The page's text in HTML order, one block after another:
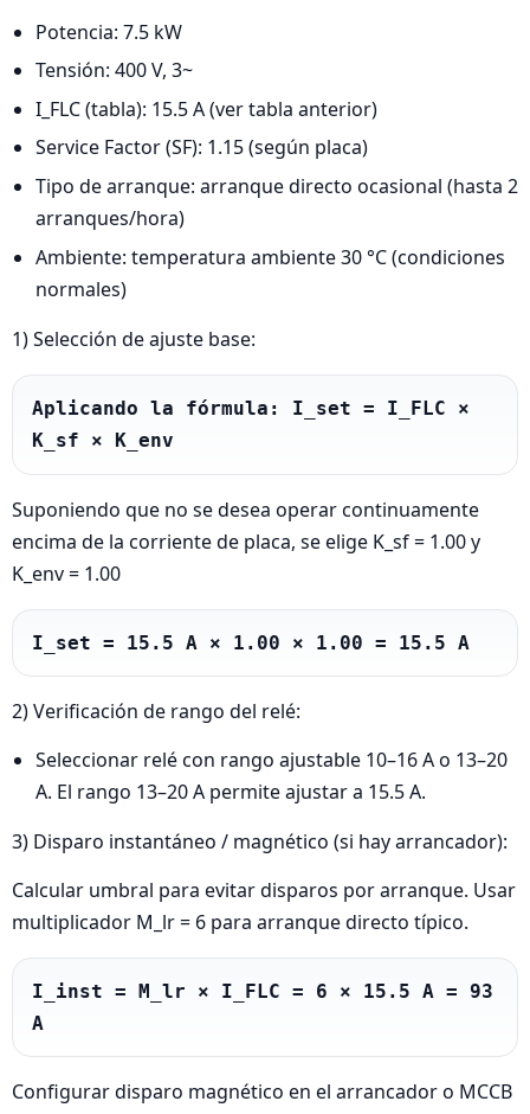
Potencia: 7.5 kW
Tensión: 400 V, 3~
I_FLC (tabla): 15.5 A (ver tabla anterior)
Service Factor (SF): 1.15 (según placa)
Tipo de arranque: arranque directo ocasional (hasta 2
arranques/hora)
Ambiente: temperatura ambiente 30 °C (condiciones
normales)
1) Selección de ajuste base:
Aplicando la fórmula: I_set = I_FLC ×
K_sf × K_env
Suponiendo que no se desea operar continuamente
encima de la corriente de placa, se elige K_sf = 1.00 y
K_env = 1.00
I_set = 15.5 A × 1.00 × 1.00 = 15.5 A
2) Verificación de rango del relé:
Seleccionar relé con rango ajustable 10–16 A o 13–20
A. El rango 13–20 A permite ajustar a 15.5 A.
3) Disparo instantáneo / magnético (si hay arrancador):
Calcular umbral para evitar disparos por arranque. Usar
multiplicador M_lr = 6 para arranque directo típico.
I_inst = M_lr × I_FLC = 6 × 15.5 A = 93
A
Configurar disparo magnético en el arrancador o MCCB